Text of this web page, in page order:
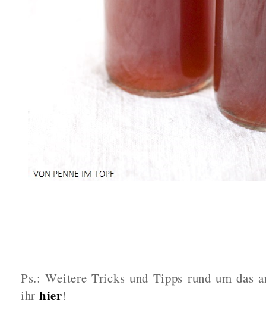
Ps.: Weitere Tricks und Tipps rund um das
ihr hier!